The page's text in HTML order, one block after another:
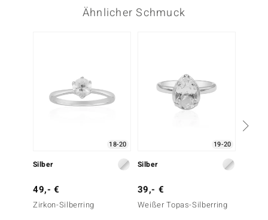
Ähnlicher Schmuck
18-20
Silber
49,- €
Zirkon-Silberring
19-20
Silber
39,- €
Weißer Topas-Silberring